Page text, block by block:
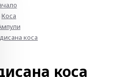
Коса
коса
коса